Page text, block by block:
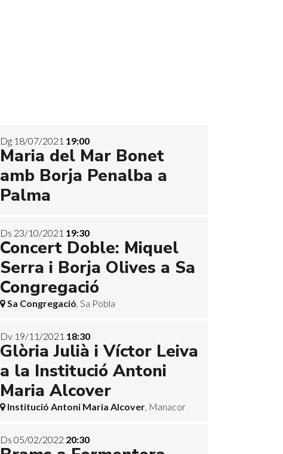
Dg 18/07/2021 19:00
Maria del Mar Bonet
amb Borja Penalba a
Palma
Ds 23/10/2021 19:30
Concert Doble: Miquel
Serra i Borja Olives a Sa
Congregació
Sa Congregació , Sa Pobla
Dv 19/11/2021 18:30
Glòria Julià i Víctor Leiva
a la Institució Antoni
Maria Alcover
Institució Antoni Maria Alcover , Manacor
Ds 05/02/2022 20:30